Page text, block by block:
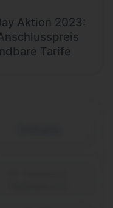
Aktion 2023:
Tarife